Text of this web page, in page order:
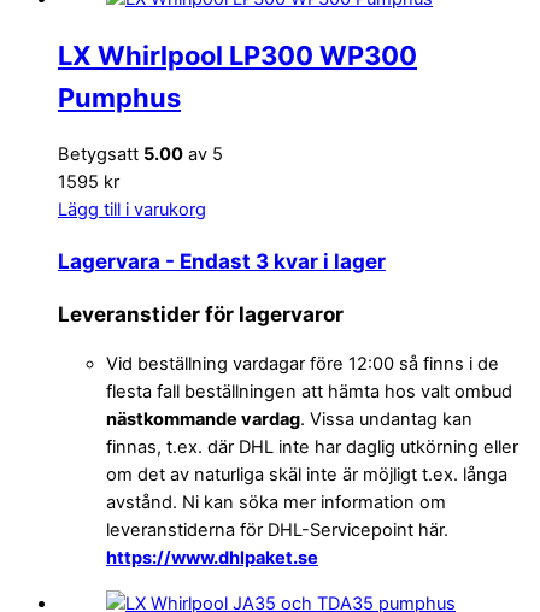
LX Whirlpool LP300 WP300
Pumphus
Betygsatt 5.00 av 5
1595 kr
Lägg till i varukorg
Lagervara - Endast 3 kvar i lager
Leveranstider för lagervaror
Vid beställning vardagar före 12:00 så finns i de
flesta fall beställningen att hämta hos valt ombud
nästkommande vardag. Vissa undantag kan
finnas, t.ex. där DHL inte har daglig utkörning eller
om det av naturliga skäl inte är möjligt t.ex. långa
avstånd. Ni kan söka mer information om
leveranstiderna för DHL-Servicepoint här.
https://www.dhlpaket.se